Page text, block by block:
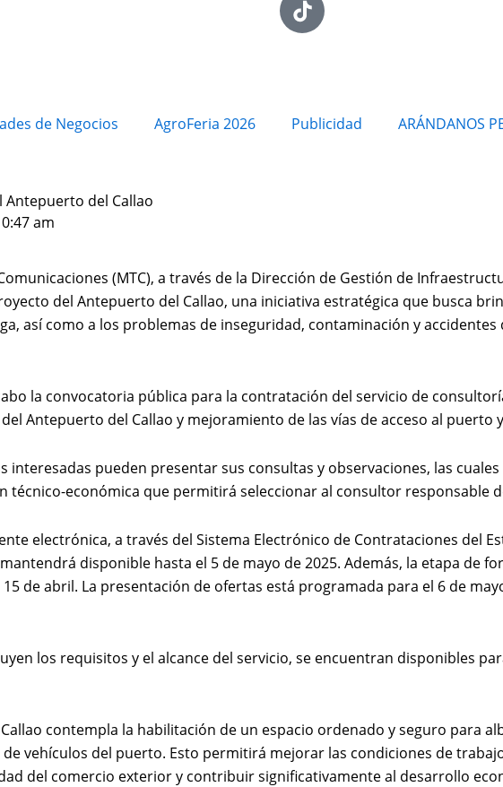
de Negocios AgroFeria 2026 Publicidad ARÁNDANOS
Antepuerto del Callao
am
(MTC), a través de la Dirección de Gestión de
del Antepuerto del Callao, una iniciativa estratégica que busca
así como a los problemas de inseguridad, contaminación y
la convocatoria pública para la contratación del servicio de
Antepuerto del Callao y mejoramiento de las vías de acceso al puerto
interesadas pueden presentar sus consultas y observaciones, las
técnico-económica que permitirá seleccionar al consultor responsable
electrónica, a través del Sistema Electrónico de Contrataciones del
disponible hasta el 5 de mayo de 2025. Además, la etapa de
de abril. La presentación de ofertas está programada para el 6 de
los requisitos y el alcance del servicio, se encuentran disponibles
contempla la habilitación de un espacio ordenado y seguro para
vehículos del puerto. Esto permitirá mejorar las condiciones de
del comercio exterior y contribuir significativamente al desarrollo